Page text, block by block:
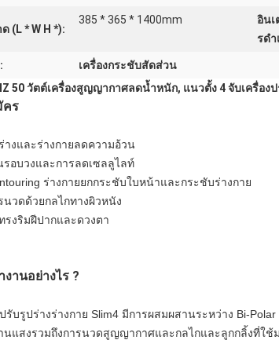
(L * W H *):
385 * 365 * 1400mm
อินเ
รดำ
เครื่องกระชับสัดส่วน
50 วัตต์เครื่องสูญญากาศลดน้ำหนัก, แนวตั้ง 4 จับเครื่อง
คร
างและร่างกายลดความอ้วน
รอบวงและการลดเซลลูไลท์
ร่างกายยกกระชับใบหน้าและกระชับร่างกาย
นวดด้วยกลไกทางผิวหนัง
รงริมฝีปากและดวงตา
านอย่างไร ?
รับรูปร่างร่างกาย Slim4 มีการผสมผสานระหว่าง Bi-
นแสงรวมถึงการนวดสูญญากาศและกลไกและลูกกลิ้งที่ใช้